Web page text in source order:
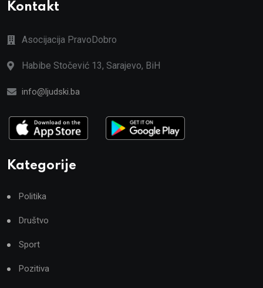
Kontakt
Asocijacija PravoDobro
Habibe Stočević 13, Sarajevo, BiH
info@ljudski.ba
Kategorije
Politika
Društvo
Sport
Pozitiva